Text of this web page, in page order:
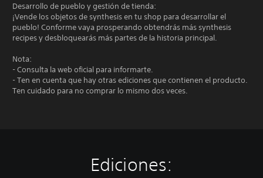
Desarrollo de pueblo y gestión de tienda:
¡Vende los objetos de synthesis en tu shop para desarrollar el
pueblo! Conforme vaya prosperando obtendrás más synthesis
recipes y desbloquearás más partes de la historia principal.
Nota:
- Consulta la web oficial para informarte.
- Ten en cuenta que hay otras ediciones que contienen el producto.
Ten cuidado para no comprar lo mismo dos veces.
Ediciones: